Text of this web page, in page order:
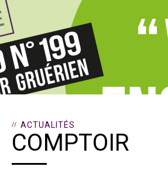
ACTUALITÉS
COMPTOIR